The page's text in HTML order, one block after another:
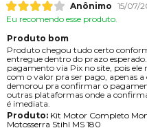
Anônimo 15/07/
Eu recomendo esse produto.
Produto bom
Produto chegou tudo certo
entregue dentro do prazo
pagamento via Pix no site, pois ele
com o valor pra ser pago, apenas a
demorou pra confirmar o
outras plataformas onde a
é imediata.
Produto:Kit Motor Completo
Motosserra Stihl MS 180